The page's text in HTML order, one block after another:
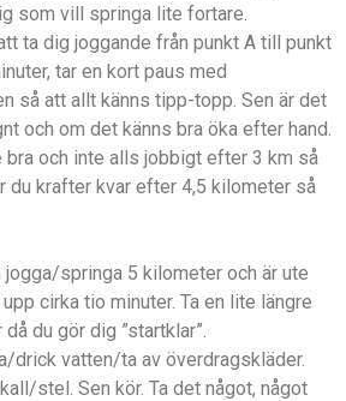
som vill springa lite fortare.
ta dig joggande från punkt A till punkt
tar en kort paus med
så att allt känns tipp-topp. Sen är det
och om det känns bra öka efter hand.
bra och inte alls jobbigt efter 3 km så
du krafter kvar efter 4,5 kilometer så
jogga/springa 5 kilometer och är ute
cirka tio minuter. Ta en lite längre
du gör dig ”startklar”.
drick vatten/ta av överdragskläder.
stel. Sen kör. Ta det något, något